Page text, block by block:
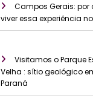
Campos Gerais: por
viver essa experiência
Visitamos o Parque
Velha : sítio geológico
Paraná